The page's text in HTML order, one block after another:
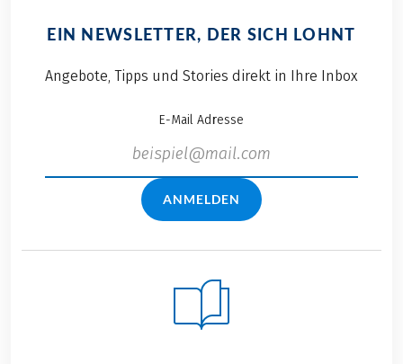
EIN NEWSLETTER, DER SICH LOHNT
Angebote, Tipps und Stories direkt in Ihre Inbox
E-Mail Adresse
ANMELDEN